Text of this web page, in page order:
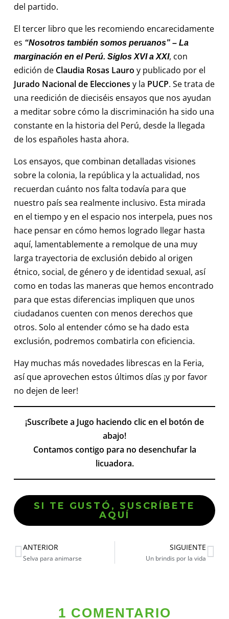
del partido.
El tercer libro que les recomiendo encarecidamente
es “Nosotros también somos peruanos” – La
marginación en el Perú. Siglos XVI a XXI, con
edición de Claudia Rosas Lauro y publicado por el
Jurado Nacional de Elecciones y la PUCP. Se trata de
una reedición de dieciséis ensayos que nos ayudan
a meditar sobre cómo la discriminación ha sido una
constante en la historia del Perú, desde la llegada
de los españoles hasta ahora.
Los ensayos, que combinan detalladas visiones
sobre la colonia, la república y la actualidad, nos
recuerdan cuánto nos falta todavía para que
nuestro país sea realmente inclusivo. Esta mirada
en el tiempo y en el espacio nos interpela, pues nos
hace pensar en cómo hemos logrado llegar hasta
aquí, lamentablemente a remolque de una muy
larga trayectoria de exclusión debido al origen
étnico, social, de género y de identidad sexual, así
como en todas las maneras que hemos encontrado
para que estas diferencias impliquen que unos
ciudadanos cuenten con menos derechos que
otros. Solo al entender cómo se ha dado esta
exclusión, podremos combatirla con eficiencia.
Hay muchas más novedades librescas en la Feria,
así que aprovechen estos últimos días ¡y por favor
no dejen de leer!
¡Suscríbete a Jugo haciendo clic en el botón de
abajo!
Contamos contigo para no desenchufar la
licuadora.
SI TE GUSTÓ, SUSCRÍBETE
AQUÍ
ANTERIOR
Selva para animarse
SIGUIENTE
Un brindis por la vida
1 COMENTARIO